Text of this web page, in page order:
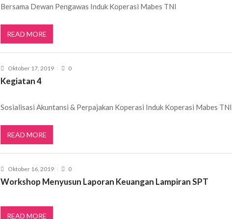
Bersama Dewan Pengawas Induk Koperasi Mabes TNI
READ MORE
Oktober 17, 2019 0
Kegiatan 4
Sosialisasi Akuntansi & Perpajakan Koperasi Induk Koperasi Mabes TNI
READ MORE
Oktober 16, 2019 0
Workshop Menyusun Laporan Keuangan Lampiran SPT
READ MORE